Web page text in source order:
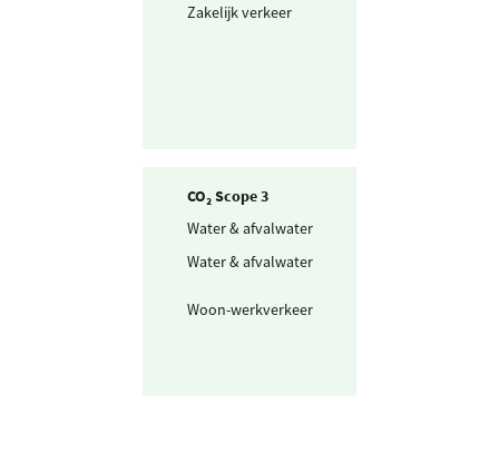
Zakelijk verkeer
CO₂ Scope 3
Water & afvalwater
Water & afvalwater
Woon-werkverkeer